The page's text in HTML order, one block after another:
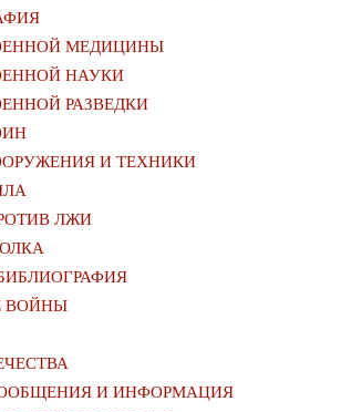
МЕДИЦИНЫ
НАУКИ
РАЗВЕДКИ
И ТЕХНИКИ
ЛЖИ
ВОЙНЫ
И ИНФОРМАЦИЯ